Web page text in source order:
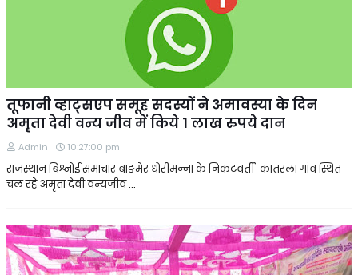
तूफानी व्हाट्सएप समूह सदस्यों ने अमावस्या के दिन
अमृता देवी वन्य जीव में किये 1 लाख रुपये दान
Admin 10:27:00 pm
राजस्थान बिश्नोई समाचार बाङमेर धोरीमन्ना के निकटवर्ती कातरला गांव स्थित
चल रहे अमृता देवी वन्यजीव …